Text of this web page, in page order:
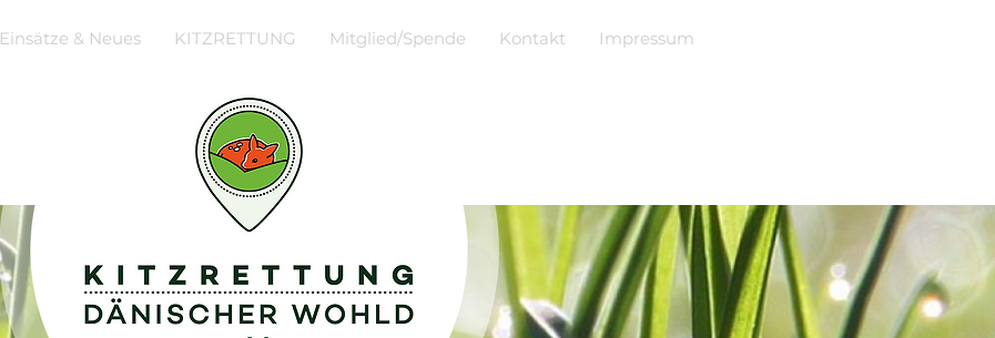
Einsätze & Neues KITZRETTUNG Mitglied/Spende Kontakt Impressum